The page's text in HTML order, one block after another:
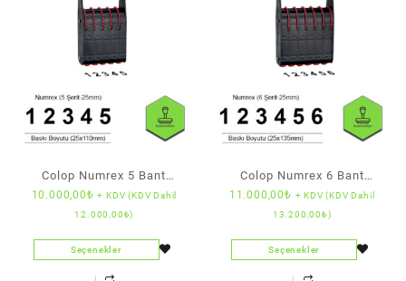
Colop Numrex 5 Bant
Numaratör (25 mm Rakam
Boyu)
10.000,00₺ + KDV (KDV Dahil
12.000,00₺)
Seçenekler
Colop Numrex 6 Bant
Numaratör (25 mm Rakam
Boyu)
11.000,00₺ + KDV (KDV Dahil
13.200,00₺)
Seçenekler